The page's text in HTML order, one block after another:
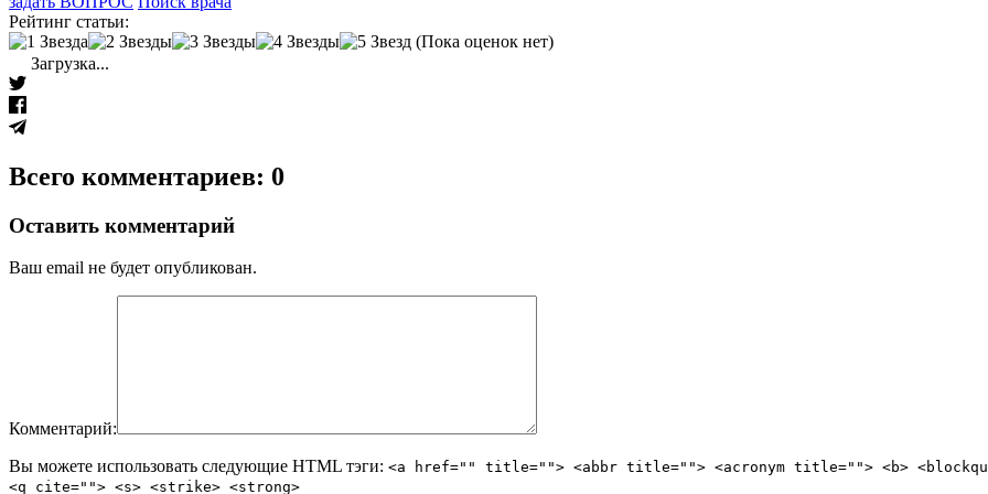
Рейтинг статьи:
(Пока оценок нет)
Загрузка...
Всего комментариев: 0
Оставить комментарий
Ваш email не будет опубликован.
Комментарий:
Вы можете использовать следующие HTML тэги: <a href="" title=""> <abbr title=""> <acronym title=""> <b>
<q cite=""> <s> <strike> <strong>